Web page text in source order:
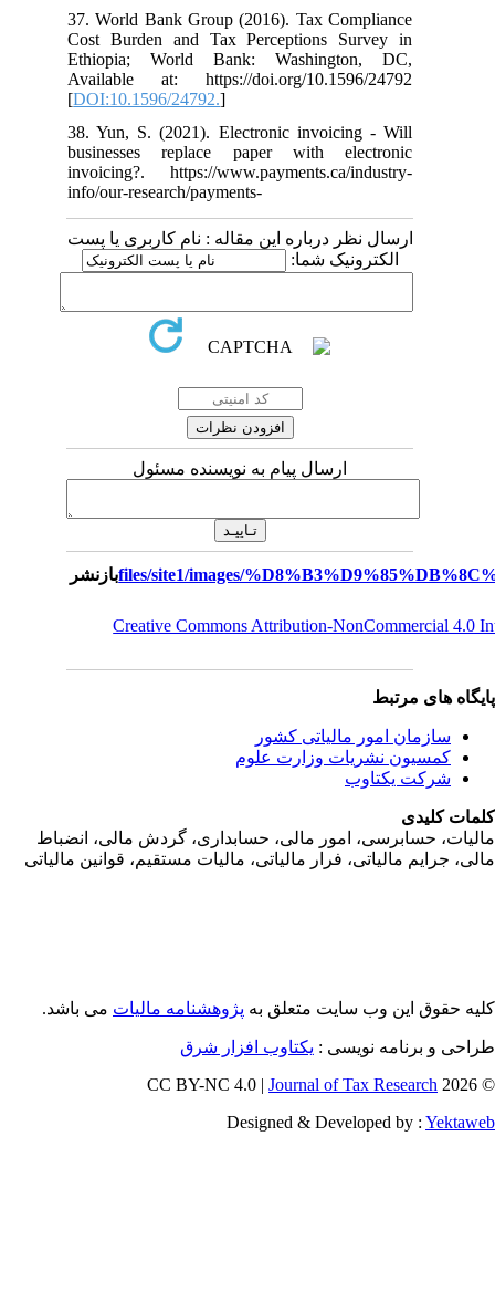
37. World Bank Group (2016). Tax Compliance
Cost Burden and Tax Perceptions Survey in
Ethiopia; World Bank: Washington, DC,
Available at: https://doi.org/10.1596/24792
[DOI:10.1596/24792.
38. Yun, S. (2021). Electronic invoicing - Will
businesses replace paper with electronic
invoicing?. https://www.payments.ca/industry-
info/our-research/payments-
ارسال نظر درباره این مقاله : نام کاربری یا پست
الکترونیک شما:
ارسال پیام به نویسنده مسئول
بازنشر
Creative Commons Attribution-NonCommercial 4.0
های مرتبط
سازمان امور مالياتی کشور
کمسیون نشریات وزارت علوم
شرکت یکتاوب
کلیدی
حسابرسی، امور مالی، حسابداری، گردش مالی، انضباط
جرايم مالياتی، فرار مالياتی، ماليات مستقيم، قوانين مالياتی
حقوق این وب سایت متعلق بهپژوهشنامه مالیاتمی باشد.
و برنامه نویسی : یکتاوب افزار شرق
©
Journal of Tax Research
Designed & Developed by :